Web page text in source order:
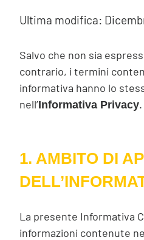
Ultima modifica:
Salvo che non sia
contrario, i termini
informativa hanno lo
nell’Informativa Privacy.
1. AMBITO DI
La presente Informativa
informazioni contenute